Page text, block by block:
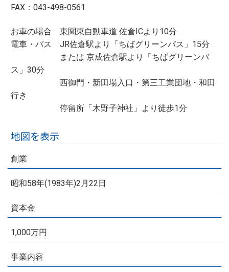
FAX：043-498-0561
お車の場合 東関東自動車道 佐倉ICより10分
電車・バス JR佐倉駅より「ちばグリーンバス」15分
または 京成佐倉駅より「ちばグリーンバ
ス」30分
西御門・新田場入口・第三工業団地・和田
行き
停留所「木野子神社」より徒歩1分
地図を表示
創業
昭和58年(1983年)2月22日
資本金
1,000万円
事業内容